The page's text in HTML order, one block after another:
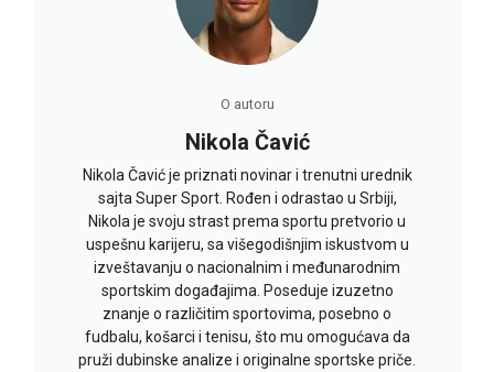
O autoru
Nikola Čavić
Nikola Čavić je priznati novinar i trenutni urednik
sajta Super Sport. Rođen i odrastao u Srbiji,
Nikola je svoju strast prema sportu pretvorio u
uspešnu karijeru, sa višegodišnjim iskustvom u
izveštavanju o nacionalnim i međunarodnim
sportskim događajima. Poseduje izuzetno
znanje o različitim sportovima, posebno o
fudbalu, košarci i tenisu, što mu omogućava da
pruži dubinske analize i originalne sportske priče.